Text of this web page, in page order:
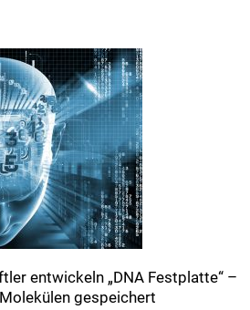
entwickeln „DNA Festplatte“ –
gespeichert